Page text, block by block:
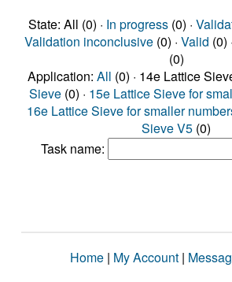
State: All (0) · In progress(0) ·
Validation inconclusive(0) · Valid (0) ·
(0)
Application: All (0) · 14e Lattice
Sieve (0) · 15e Lattice Sieve for
16e Lattice Sieve for smaller
Sieve V5 (0)
Task name:
Home | My Account |